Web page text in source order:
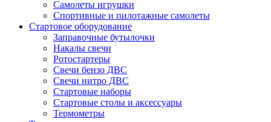
Самолеты игрушки
Спортивные и пилотажные самолеты
Стартовое оборудование
Заправочные бутылочки
Накалы свечи
Ротостартеры
Свечи бензо ДВС
Свечи нитро ДВС
Стартовые наборы
Стартовые столы и аксессуары
Термометры